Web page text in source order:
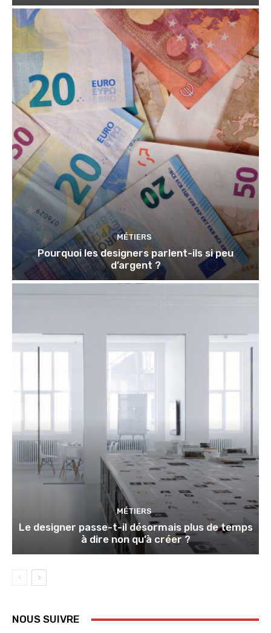
MÉTIERS
Pourquoi les designers parlent-ils si peu
d’argent ?
MÉTIERS
Le designer passe-t-il désormais plus de temps
à dire non qu’à créer ?
NOUS SUIVRE